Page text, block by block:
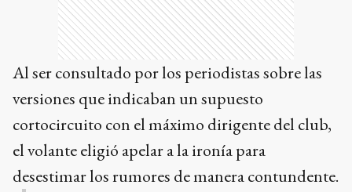
Al ser consultado por los periodistas sobre las
versiones que indicaban un supuesto
cortocircuito con el máximo dirigente del club,
el volante eligió apelar a la ironía para
desestimar los rumores de manera contundente.